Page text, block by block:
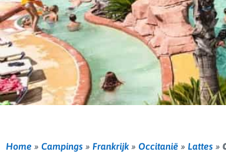
Home » Campings » Frankrijk » Occitanië » Lattes »